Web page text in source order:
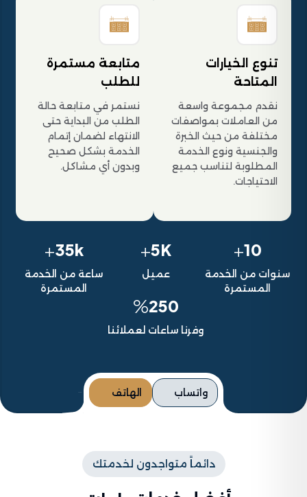
تنوع الخيارات
المتاحة
نقدم مجموعة واسعة
من العاملات بمواصفات
مختلفة من حيث الخبرة
والجنسية ونوع الخدمة
المطلوبة لتناسب جميع
الاحتياجات.
متابعة مستمرة
للطلب
نستمر في متابعة حالة
الطلب من البداية حتى
الانتهاء لضمان إتمام
الخدمة بشكل صحيح
وبدون أي مشاكل.
10
+
سنوات من الخدمة
المستمرة
5K
+
عميل
35k
+
ساعة من الخدمة
المستمرة
250
%
وفرنا ساعات لعملائنا
واتساب الهاتف
دائماً متواجدون لخدمتك